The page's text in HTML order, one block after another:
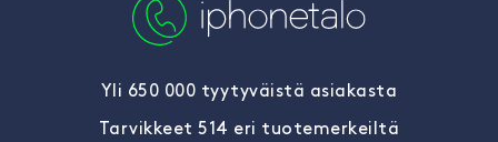
Yli 650 000 tyytyväistä asiakasta
Tarvikkeet 514 eri tuotemerkeiltä